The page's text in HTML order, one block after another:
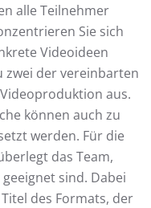
alle Teilnehmer
Sie sich
Videoideen
zwei der vereinbarten
aus.
können auch zu
werden. Für die
das Team,
sind. Dabei
des Formats, der